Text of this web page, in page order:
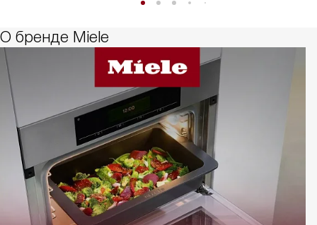
О бренде Miele